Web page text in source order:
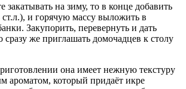
закатывать на зиму, то в конце добавить
ст.л.), и горячую массу выложить в
Закупорить, перевернуть и дать
же приглашать домочадцев к столу
она имеет нежную текстуру
ароматом, который придаёт икре